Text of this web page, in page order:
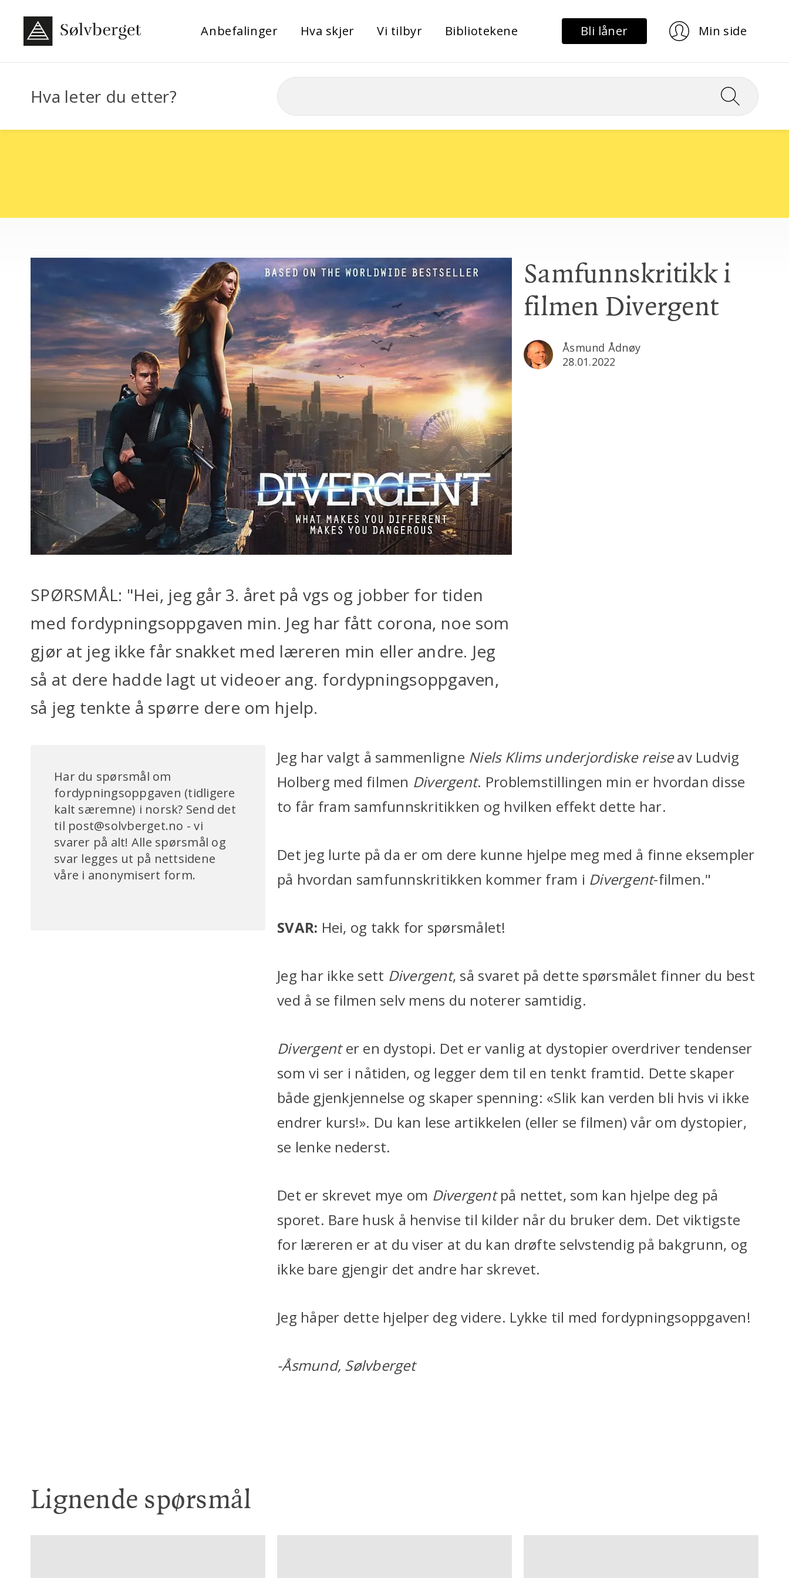
Anbefalinger Hva skjer Vi tilbyr Bibliotekene Bli låner Min side
Hva leter du etter?
Samfunnskritikk i
filmen Divergent
Åsmund Ådnøy
28.01.2022
SPØRSMÅL: "Hei, jeg går 3. året på vgs og jobber for tiden
med fordypningsoppgaven min. Jeg har fått corona, noe som
gjør at jeg ikke får snakket med læreren min eller andre. Jeg
så at dere hadde lagt ut videoer ang. fordypningsoppgaven,
så jeg tenkte å spørre dere om hjelp.
Jeg har valgt å sammenligne Niels Klims underjordiske reiseav Ludvig
Holberg med filmen Divergent. Problemstillingen min er hvordan disse
to får fram samfunnskritikken og hvilken effekt dette har.
Det jeg lurte på da er om dere kunne hjelpe meg med å finne eksempler
på hvordan samfunnskritikken kommer fram i Divergent-filmen."
SVAR: Hei, og takk for spørsmålet!
Jeg har ikke sett Divergent, så svaret på dette spørsmålet finner du best
ved å se filmen selv mens du noterer samtidig.
Divergenter en dystopi. Det er vanlig at dystopier overdriver tendenser
som vi ser i nåtiden, og legger dem til en tenkt framtid. Dette skaper
både gjenkjennelse og skaper spenning: «Slik kan verden bli hvis vi ikke
endrer kurs!». Du kan lese artikkelen (eller se filmen) vår om dystopier,
se lenke nederst.
Det er skrevet mye om Divergentpå nettet, som kan hjelpe deg på
sporet. Bare husk å henvise til kilder når du bruker dem. Det viktigste
for læreren er at du viser at du kan drøfte selvstendig på bakgrunn, og
ikke bare gjengir det andre har skrevet.
Jeg håper dette hjelper deg videre. Lykke til med fordypningsoppgaven!
-Åsmund, Sølvberget
Har du spørsmål om
fordypningsoppgaven (tidligere
kalt særemne) i norsk? Send det
til post@solvberget.no - vi
svarer på alt! Alle spørsmål og
svar legges ut på nettsidene
våre i anonymisert form.
Lignende spørsmål